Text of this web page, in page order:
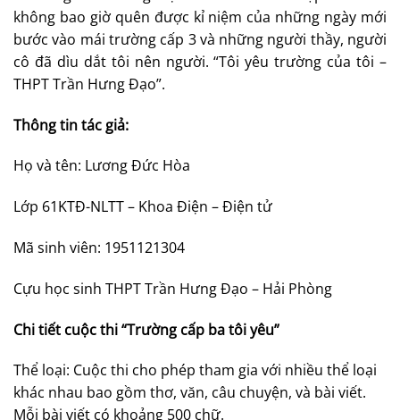
không bao giờ quên được kỉ niệm của những ngày mới
bước vào mái trường cấp 3 và những người thầy, người
cô đã dìu dắt tôi nên người. “Tôi yêu trường của tôi –
THPT Trần Hưng Đạo”.
Thông tin tác giả:
Họ và tên: Lương Đức Hòa
Lớp 61KTĐ-NLTT – Khoa Điện – Điện tử
Mã sinh viên: 1951121304
Cựu học sinh THPT Trần Hưng Đạo – Hải Phòng
Chi tiết cuộc thi “Trường cấp ba tôi yêu”
Thể loại: Cuộc thi cho phép tham gia với nhiều thể loại
khác nhau bao gồm thơ, văn, câu chuyện, và bài viết.
Mỗi bài viết có khoảng 500 chữ.